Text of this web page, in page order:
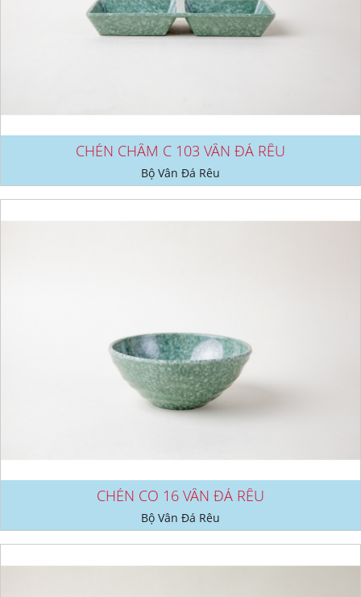
CHÉN CHẤM C 103 VÂN ĐÁ RÊU
Bộ Vân Đá Rêu
CHÉN CO 16 VÂN ĐÁ RÊU
Bộ Vân Đá Rêu